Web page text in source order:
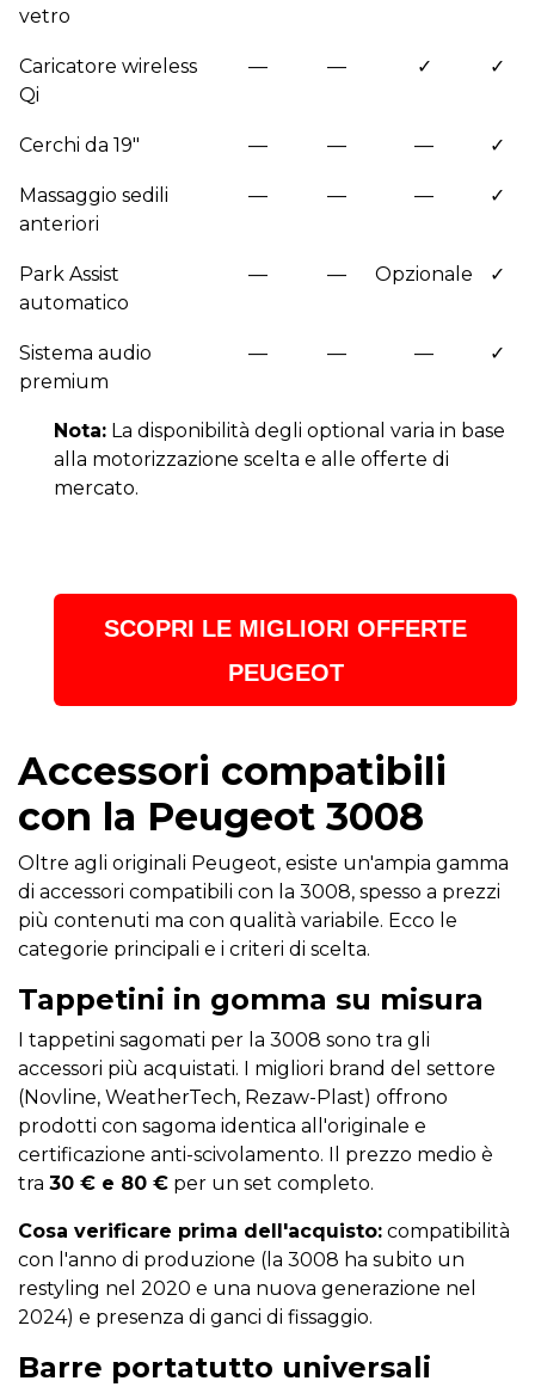
vetro
Caricatore wireless
Qi
— — ✓ ✓
Cerchi da 19" — — — ✓
Massaggio sedili
anteriori
— — — ✓
Park Assist
automatico
— — Opzionale ✓
Sistema audio
premium
— — — ✓
Nota: La disponibilità degli optional varia in base
alla motorizzazione scelta e alle offerte di
mercato.
SCOPRI LE MIGLIORI OFFERTE
PEUGEOT
Accessori compatibili
con la Peugeot 3008
Oltre agli originali Peugeot, esiste un'ampia gamma
di accessori compatibili con la 3008, spesso a prezzi
più contenuti ma con qualità variabile. Ecco le
categorie principali e i criteri di scelta.
Tappetini in gomma su misura
I tappetini sagomati per la 3008 sono tra gli
accessori più acquistati. I migliori brand del settore
(Novline, WeatherTech, Rezaw-Plast) offrono
prodotti con sagoma identica all'originale e
certificazione anti-scivolamento. Il prezzo medio è
tra 30 € e 80 € per un set completo.
Cosa verificare prima dell'acquisto: compatibilità
con l'anno di produzione (la 3008 ha subito un
restyling nel 2020 e una nuova generazione nel
2024) e presenza di ganci di fissaggio.
Barre portatutto universali